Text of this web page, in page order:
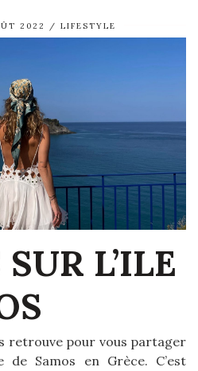
2022 LIFESTYLE
L’ILE
retrouve pour vous partager
de Samos en Grèce. C’est